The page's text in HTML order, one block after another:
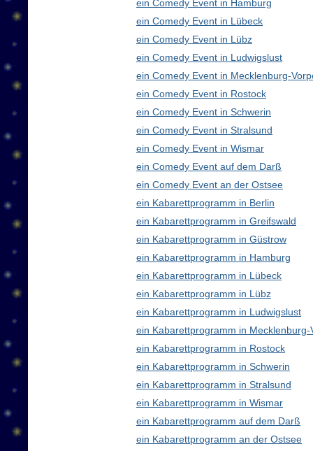
ein Comedy Event in Hamburg
ein Comedy Event in Lübeck
ein Comedy Event in Lübz
ein Comedy Event in Ludwigslust
ein Comedy Event in Mecklenburg-
ein Comedy Event in Rostock
ein Comedy Event in Schwerin
ein Comedy Event in Stralsund
ein Comedy Event in Wismar
ein Comedy Event auf dem Darß
ein Comedy Event an der Ostsee
ein Kabarettprogramm in Berlin
ein Kabarettprogramm in Greifswald
ein Kabarettprogramm in Güstrow
ein Kabarettprogramm in Hamburg
ein Kabarettprogramm in Lübeck
ein Kabarettprogramm in Lübz
ein Kabarettprogramm in Ludwigslust
ein Kabarettprogramm in
ein Kabarettprogramm in Rostock
ein Kabarettprogramm in Schwerin
ein Kabarettprogramm in Stralsund
ein Kabarettprogramm in Wismar
ein Kabarettprogramm auf dem Darß
ein Kabarettprogramm an der Ostsee